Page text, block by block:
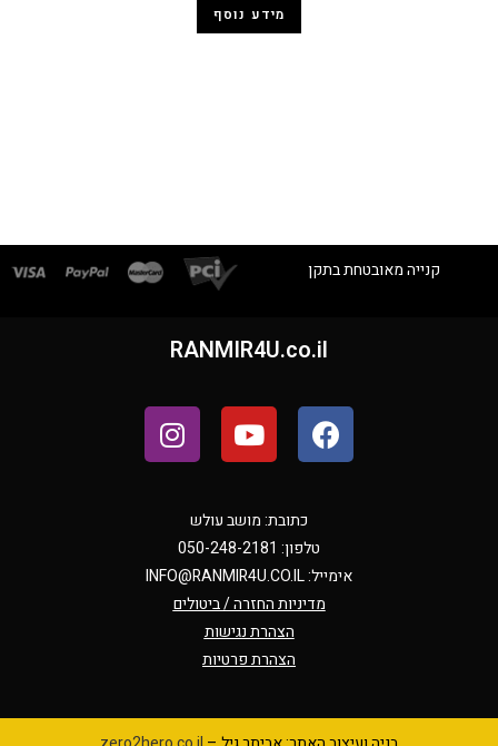
מידע נוסף
קנייה מאובטחת בתקן
RANMIR4U.co.il
כתובת: מושב עולש
טלפון: 050-248-2181
אימייל:INFO@RANMIR4U.CO.IL
מדיניות החזרה / ביטולים
הצהרת נגישות
הצהרת פרטיות